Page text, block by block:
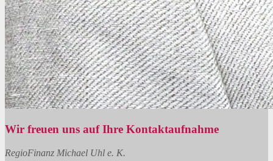
Wir freuen uns auf Ihre Kontaktaufnahme
RegioFinanz Michael Uhl e. K.